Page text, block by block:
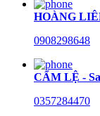
HOÀNG
0908298648
CẨM LỆ -
0357284470